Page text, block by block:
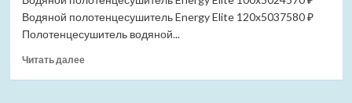
(Лучшая
Водяной полотенцесушитель Energy Elite 120x5037580 ₽
Полотенцесушитель водяной...
Читать далееПрочитать